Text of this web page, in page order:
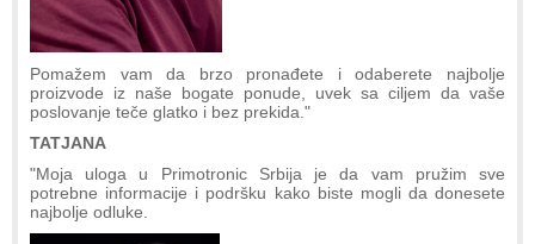
Pomažem vam da brzo pronađete i odaberete najbolje
proizvode iz naše bogate ponude, uvek sa ciljem da vaše
poslovanje teče glatko i bez prekida."
TATJANA
"Moja uloga u Primotronic Srbija je da vam pružim sve
potrebne informacije i podršku kako biste mogli da donesete
najbolje odluke.